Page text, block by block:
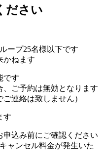
ださい
ープ25名様以下です
かねます
です
ご予約は無効となります
連絡は致しません）
す
申込み前にご確認ください
ャンセル料金が発生いた